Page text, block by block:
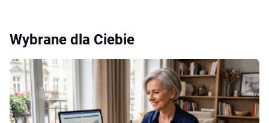
Wybrane dla Ciebie